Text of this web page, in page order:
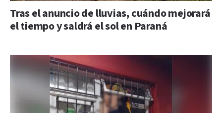
Tras el anuncio de lluvias, cuándo mejorará
el tiempo y saldrá el sol en Paraná